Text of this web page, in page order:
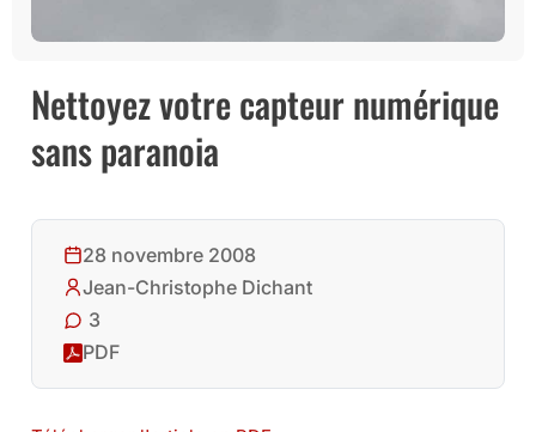
Nettoyez votre capteur numérique
sans paranoia
28 novembre 2008
Jean-Christophe Dichant
3
PDF